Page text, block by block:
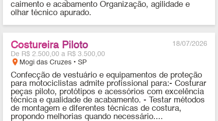
caimento e acabamento Organização, agilidade e
olhar técnico apurado.
18/07/2026
Costureira Piloto
De R$ 2.500,00 a R$ 3.500,00
location_on Mogi das Cruzes • SP
Confecção de vestuário e equipamentos de proteção
para motociclistas admite profissional para:- Costurar
peças piloto, protótipos e acessórios com excelência
técnica e qualidade de acabamento. - Testar métodos
de montagem e diferentes técnicas de costura,
propondo melhorias quando necessário....